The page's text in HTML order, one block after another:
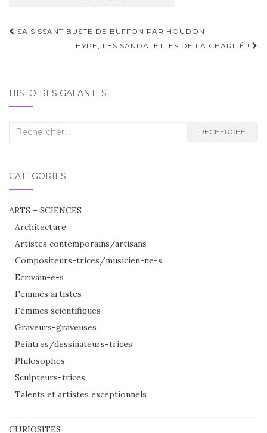
Navigation
SAISISSANT BUSTE DE BUFFON PAR HOUDON
HYPE, LES SANDALETTES DE LA CHARITÉ !
HISTOIRES GALANTES
Recherche
RECHERCHE
CATÉGORIES
ARTS – SCIENCES
Architecture
Artistes contemporains/artisans
Compositeurs-trices/musicien-ne-s
Ecrivain-e-s
Femmes artistes
Femmes scientifiques
Graveurs-graveuses
Peintres/dessinateurs-trices
Philosophes
Sculpteurs-trices
Talents et artistes exceptionnels
CURIOSITES